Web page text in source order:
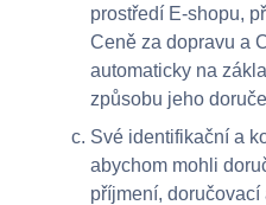
prostředí E-shopu,
Ceně za dopravu a
automaticky na
způsobu jeho
Své identifikační a
abychom mohli
příjmení,